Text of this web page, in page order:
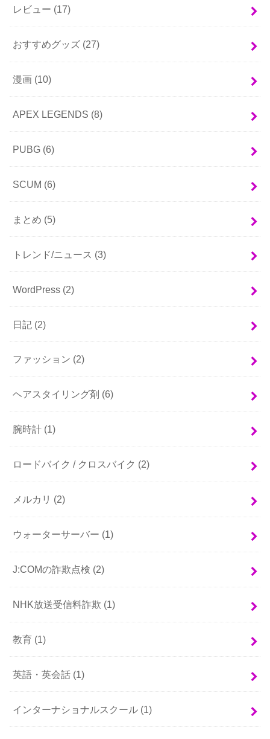
レビュー (17)
おすすめグッズ (27)
漫画 (10)
APEX LEGENDS (8)
PUBG (6)
SCUM (6)
まとめ (5)
トレンド/ニュース (3)
WordPress (2)
日記 (2)
ファッション (2)
ヘアスタイリング剤 (6)
腕時計 (1)
ロードバイク / クロスバイク (2)
メルカリ (2)
ウォーターサーバー (1)
J:COMの詐欺点検 (2)
NHK放送受信料詐欺 (1)
教育 (1)
英語・英会話 (1)
インターナショナルスクール (1)